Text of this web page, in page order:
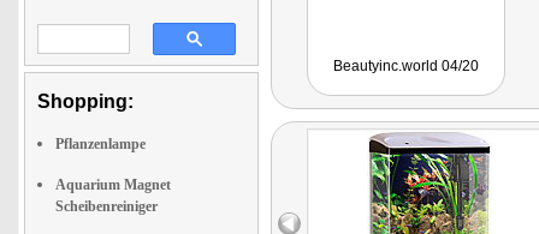
Shopping:
Pflanzenlampe
Aquarium Magnet
Scheibenreiniger
Beautyinc.world 04/20